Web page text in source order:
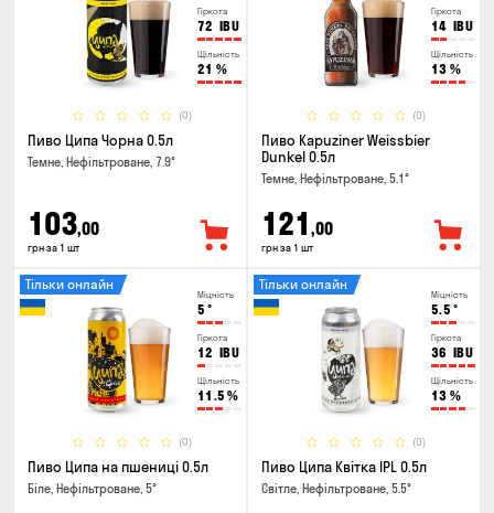
Гіркота
72 IBU
Щільність
21 %
(0)
Пиво Ципа Чорна 0.5л
Темне, Нефільтроване, 7.9°
103,00
грн за 1 шт
Гіркота
14 IBU
Щільність
13 %
(0)
Пиво Kapuziner Weissbier
Dunkel 0.5л
Темне, Нефільтроване, 5.1°
121 ,00
грн за 1 шт
Міцність
5 °
Гіркота
12 IBU
Щільність
11.5 %
(0)
Тільки онлайн
Пиво Ципа на пшениці 0.5л
Біле, Нефільтроване, 5°
Міцність
5.5 °
Гіркота
36 IBU
Щільність
13 %
(0)
Тільки онлайн
Пиво Ципа Квітка IPL 0.5л
Світле, Нефільтроване, 5.5°